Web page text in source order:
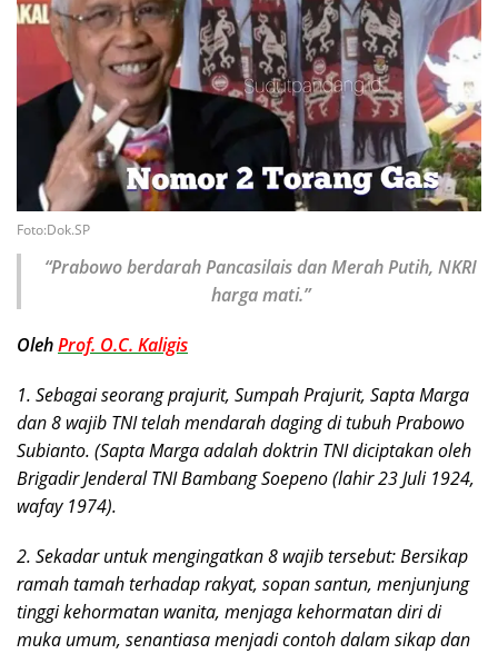
Foto:Dok.SP
“Prabowo berdarah Pancasilais dan Merah Putih, NKRI
harga mati.”
OlehProf. O.C. Kaligis
1. Sebagai seorang prajurit, Sumpah Prajurit, Sapta Marga
dan 8 wajib TNI telah mendarah daging di tubuh Prabowo
Subianto. (Sapta Marga adalah doktrin TNI diciptakan oleh
Brigadir Jenderal TNI Bambang Soepeno (lahir 23 Juli 1924,
wafay 1974).
2. Sekadar untuk mengingatkan 8 wajib tersebut: Bersikap
ramah tamah terhadap rakyat, sopan santun, menjunjung
tinggi kehormatan wanita, menjaga kehormatan diri di
muka umum, senantiasa menjadi contoh dalam sikap dan